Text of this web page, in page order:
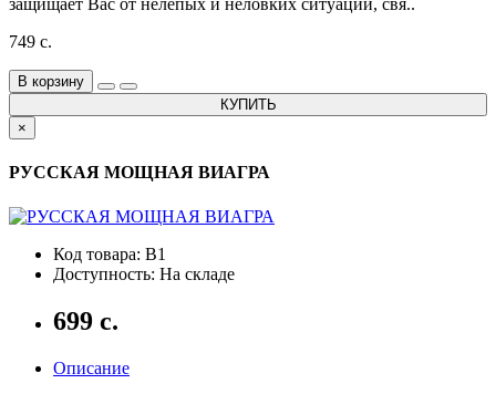
защищает Вас от нелепых и неловких ситуаций, свя..
749 с.
В корзину
КУПИТЬ
×
РУССКАЯ МОЩНАЯ ВИАГРА
Код товара: B1
Доступность: На складе
699 с.
Описание